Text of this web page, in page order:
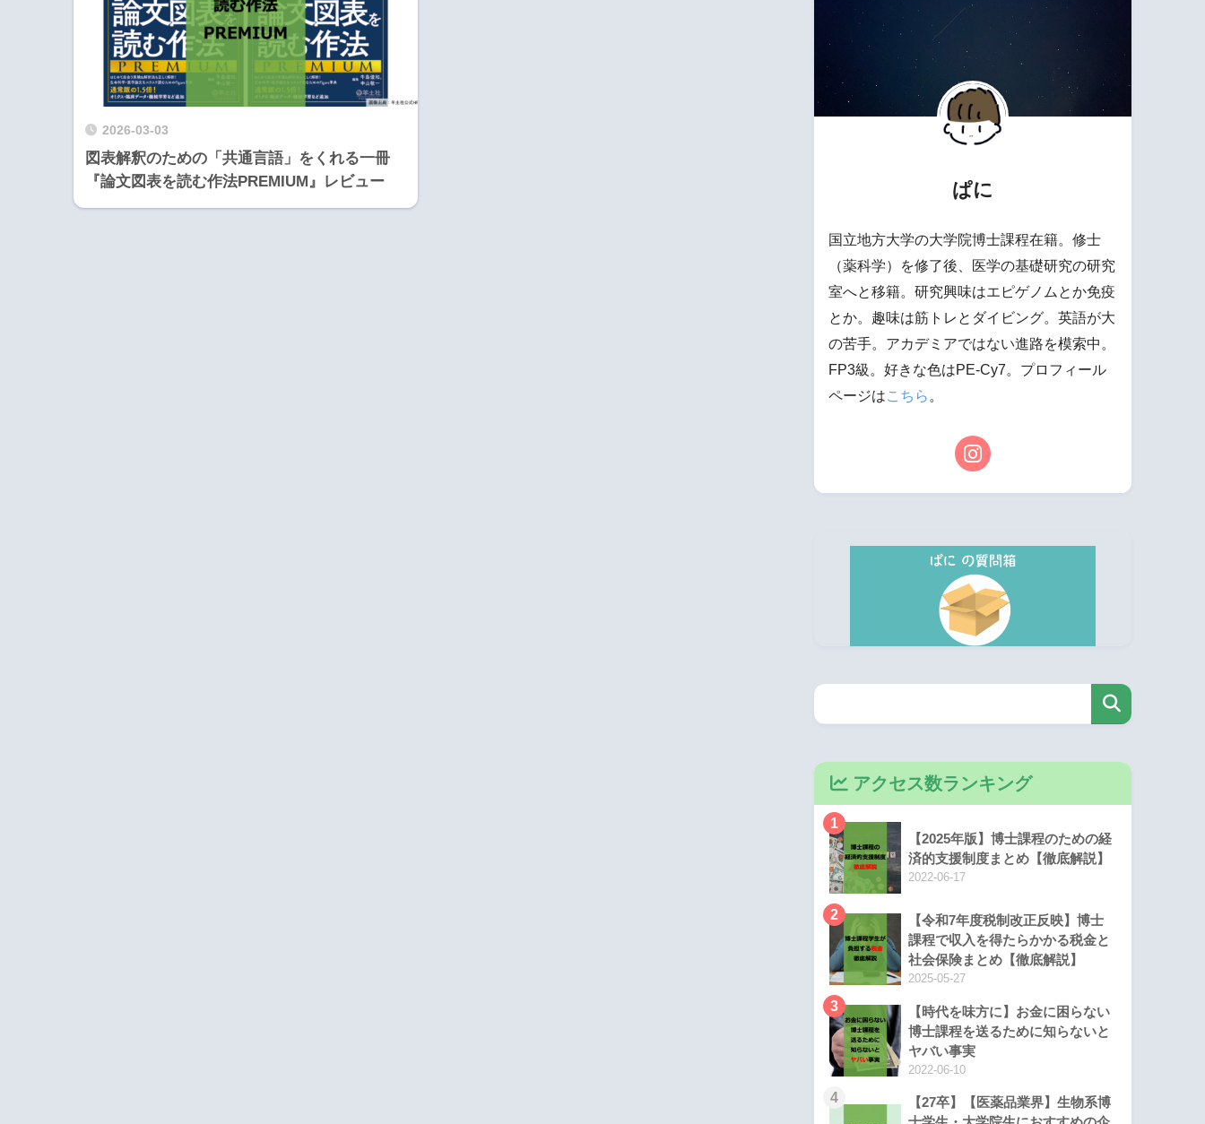
2026-03-03
図表解釈のための「共通言語」をくれる一冊
『論文図表を読む作法PREMIUM』レビュー
ぱに
国立地方大学の大学院博士課程在籍。修士
（薬科学）を修了後、医学の基礎研究の研究
室へと移籍。研究興味はエピゲノムとか免疫
とか。趣味は筋トレとダイビング。英語が大
の苦手。アカデミアではない進路を模索中。
FP3級。好きな色はPE-Cy7。プロフィール
ページはこちら 。
アクセス数ランキング
1
【2025年版】博士課程のための経
済的支援制度まとめ【徹底解説】
2022-06-17
2
【令和7年度税制改正反映】博士
課程で収入を得たらかかる税金と
社会保険まとめ【徹底解説】
2025-05-27
3
【時代を味方に】お金に困らない
博士課程を送るために知らないと
ヤバい事実
2022-06-10
4
【27卒】【医薬品業界】生物系博